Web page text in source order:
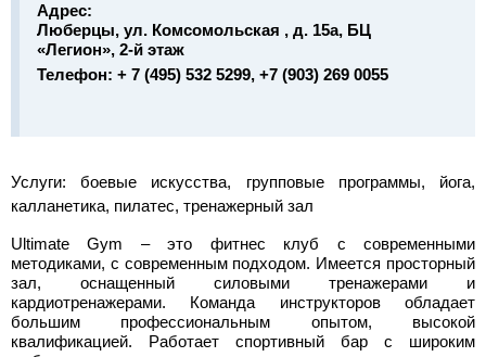
Адрес:
Люберцы, ул. Комсомольская , д. 15а, БЦ
«Легион», 2-й этаж
Телефон: + 7 (495) 532 5299, +7 (903) 269 0055
Услуги:боевые искусства, групповые программы, йога,
калланетика, пилатес, тренажерный зал
Ultimate Gym – это фитнес клуб с современными
методиками, с современным подходом. Имеется просторный
зал, оснащенный силовыми тренажерами и
кардиотренажерами. Команда инструкторов обладает
большим профессиональным опытом, высокой
квалификацией. Работает спортивный бар с широким